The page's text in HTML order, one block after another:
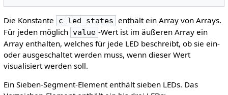
Die Konstante c_led_states enthält ein Array von Arrays.
Für jeden möglich value -Wert ist im äußeren Array ein
Array enthalten, welches für jede LED beschreibt, ob sie ein-
oder ausgeschaltet werden muss, wenn dieser Wert
visualisiert werden soll.
Ein Sieben-Segment-Element enthält sieben LEDs. Das